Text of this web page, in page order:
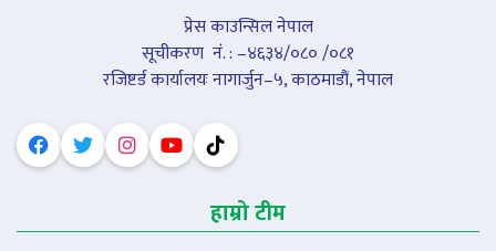
प्रेस काउन्सिल नेपाल
सूचीकरण नंं. : –४६३४/०८० /०८१
रजिष्टर्ड कार्यालयः नागार्जुन–५, काठमाडौं, नेपाल
हाम्रो टीम